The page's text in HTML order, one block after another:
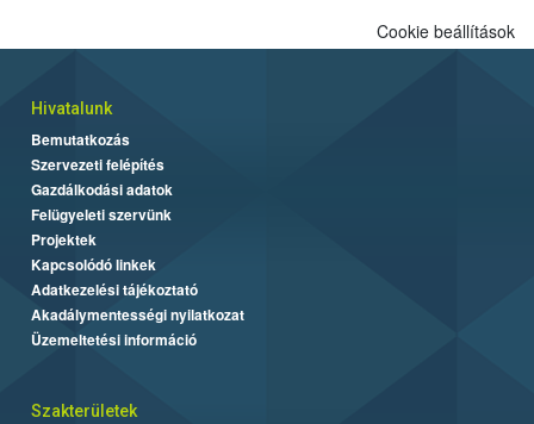
Cookie beállítások
Hivatalunk
Bemutatkozás
Szervezeti felépítés
Gazdálkodási adatok
Felügyeleti szervünk
Projektek
Kapcsolódó linkek
Adatkezelési tájékoztató
Akadálymentességi nyilatkozat
Üzemeltetési információ
Szakterületek